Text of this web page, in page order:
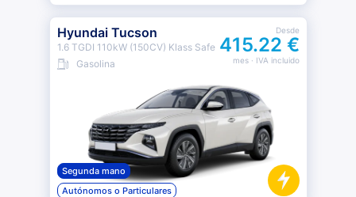
Hyundai Tucson
1.6 TGDI 110kW (150CV) Klass Safe
Gasolina
Desde
415.22 €
mes· IVA incluido
Segunda mano
Autónomos o Particulares